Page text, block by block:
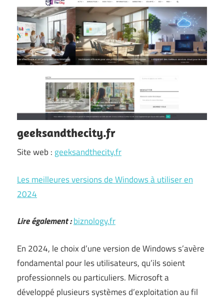
geeksandthecity.fr
Site web : geeksandthecity.fr
Les meilleures versions de Windows à utiliser en
2024
Lire également :biznology.fr
En 2024, le choix d’une version de Windows s’avère
fondamental pour les utilisateurs, qu’ils soient
professionnels ou particuliers. Microsoft a
développé plusieurs systèmes d’exploitation au fil